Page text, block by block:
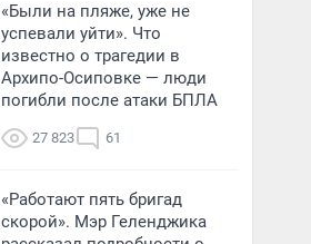
«Были на пляже, уже не
успевали уйти». Что
известно о трагедии в
Архипо-Осиповке — люди
погибли после атаки БПЛА
27 823 61
«Работают пять бригад
скорой». Мэр Геленджика